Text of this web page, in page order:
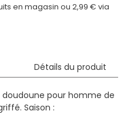
en magasin ou 2,99 € via
Détails du produit
pour homme de
Saison :